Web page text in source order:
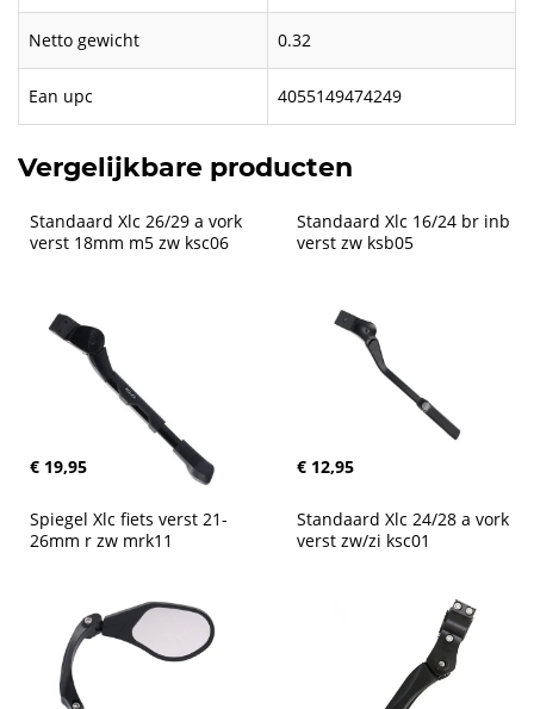
Netto gewicht 0.32
Ean upc 4055149474249
Vergelijkbare producten
Standaard Xlc 26/29 a vork
verst 18mm m5 zw ksc06
€ 19,95
Standaard Xlc 16/24 br inb
verst zw ksb05
€ 12,95
Spiegel Xlc fiets verst 21-
26mm r zw mrk11
Standaard Xlc 24/28 a vork
verst zw/zi ksc01